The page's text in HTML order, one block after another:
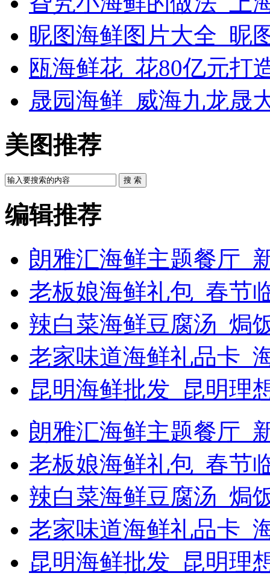
昵图海鲜图片大全_昵
瓯海鲜花_花80亿元打
晟园海鲜_威海九龙晟
美图推荐
搜 索
编辑推荐
朗雅汇海鲜主题餐厅_
老板娘海鲜礼包_春节
辣白菜海鲜豆腐汤_焗
老家味道海鲜礼品卡_
昆明海鲜批发_昆明理
朗雅汇海鲜主题餐厅_
老板娘海鲜礼包_春节
辣白菜海鲜豆腐汤_焗
老家味道海鲜礼品卡_
昆明海鲜批发_昆明理